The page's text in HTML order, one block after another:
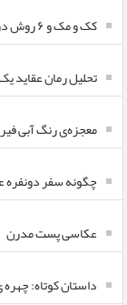
کک و مک و ۶ روش درمان آن
تحلیل رمان عقاید
معجزه‌ی رنگ آبی
چگونه سفر دونفره
عکاسی پست مدرن
داستان کوتاه: